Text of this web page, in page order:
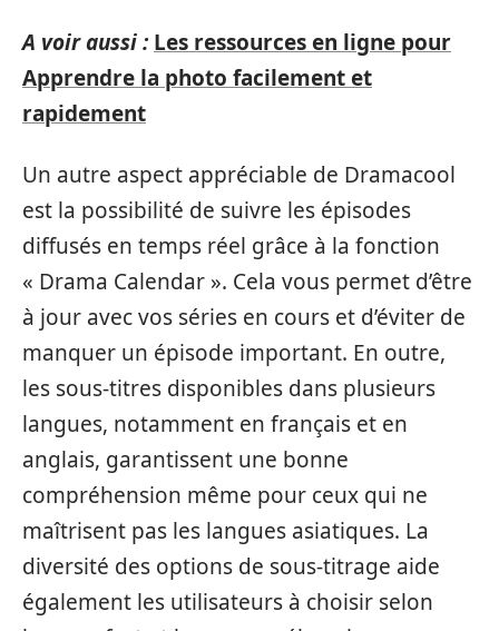
A voir aussi : Les ressources en ligne pour
Apprendre la photo facilement et
rapidement
Un autre aspect appréciable de Dramacool
est la possibilité de suivre les épisodes
diffusés en temps réel grâce à la fonction
« Drama Calendar ». Cela vous permet d’être
à jour avec vos séries en cours et d’éviter de
manquer un épisode important. En outre,
les sous-titres disponibles dans plusieurs
langues, notamment en français et en
anglais, garantissent une bonne
compréhension même pour ceux qui ne
maîtrisent pas les langues asiatiques. La
diversité des options de sous-titrage aide
également les utilisateurs à choisir selon